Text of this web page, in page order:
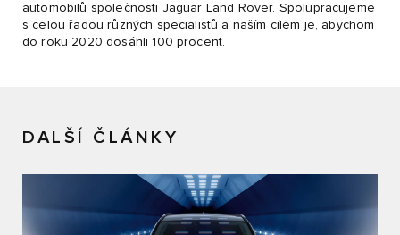
automobilů společnosti Jaguar Land Rover. Spolupracujeme
s celou řadou různých specialistů a naším cílem je, abychom
do roku 2020 dosáhli 100 procent.
DALŠÍ ČLÁNKY